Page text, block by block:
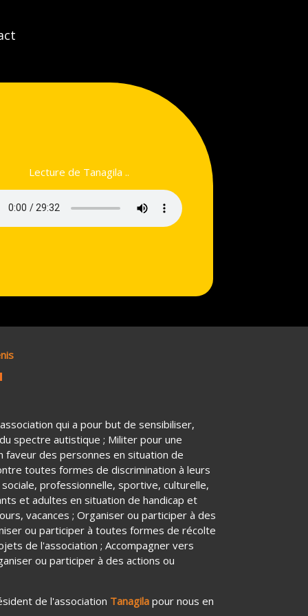
Lecture de Tanagila ..
qui a pour but de sensibiliser,
spectre autistique ; Militer pour une
des personnes en situation de
toutes formes de discrimination à leurs
professionnelle, sportive, culturelle,
et adultes en situation de handicap et
vacances ; Organiser ou participer à des
ou participer à toutes formes de récolte
de l'association ; Accompagner vers
ou participer à des actions ou
de l'association Tanagila pour nous en